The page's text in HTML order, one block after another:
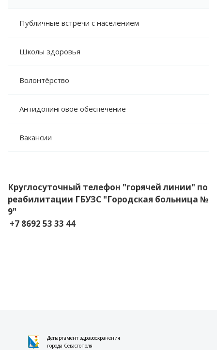
Публичные встречи с населением
Школы здоровья
Волонтёрство
Антидопинговое обеспечение
Вакансии
Круглосуточный телефон "горячей линии" по
реабилитации ГБУЗС "Городская больница №
9"
+7 8692 53 33 44
Департамент здравоохранения
города Севастополя